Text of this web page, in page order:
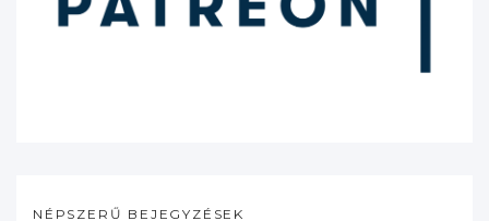
NÉPSZERŰ BEJEGYZÉSEK